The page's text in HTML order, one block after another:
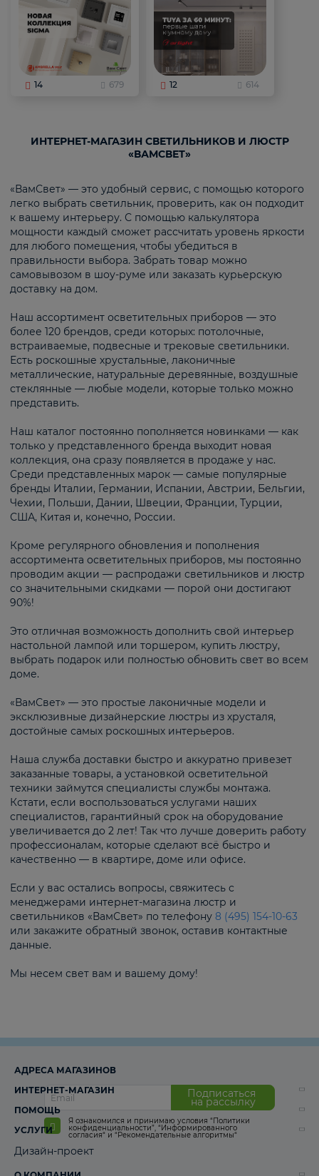
14 679 12 614
ИНТЕРНЕТ-МАГАЗИН СВЕТИЛЬНИКОВ И ЛЮСТР
«ВАМСВЕТ»
«ВамСвет» — это удобный сервис, с помощью которого
легко выбрать светильник, проверить, как он подходит
к вашему интерьеру. С помощью калькулятора
мощности каждый сможет рассчитать уровень яркости
для любого помещения, чтобы убедиться в
правильности выбора. Забрать товар можно
самовывозом в шоу-руме или заказать курьерскую
доставку на дом.
Наш ассортимент осветительных приборов — это
более 120 брендов, среди которых: потолочные,
встраиваемые, подвесные и трековые светильники.
Есть роскошные хрустальные, лаконичные
металлические, натуральные деревянные, воздушные
стеклянные — любые модели, которые только можно
представить.
Наш каталог постоянно пополняется новинками — как
только у представленного бренда выходит новая
коллекция, она сразу появляется в продаже у нас.
Среди представленных марок — самые популярные
бренды Италии, Германии, Испании, Австрии, Бельгии,
Чехии, Польши, Дании, Швеции, Франции, Турции,
США, Китая и, конечно, России.
Кроме регулярного обновления и пополнения
ассортимента осветительных приборов, мы постоянно
проводим акции — распродажи светильников и люстр
со значительными скидками — порой они достигают
90%!
Это отличная возможность дополнить свой интерьер
настольной лампой или торшером, купить люстру,
выбрать подарок или полностью обновить свет во всем
доме.
«ВамСвет» — это простые лаконичные модели и
эксклюзивные дизайнерские люстры из хрусталя,
достойные самых роскошных интерьеров.
Наша служба доставки быстро и аккуратно привезет
заказанные товары, а установкой осветительной
техники займутся специалисты службы монтажа.
Кстати, если воспользоваться услугами наших
специалистов, гарантийный срок на оборудование
увеличивается до 2 лет! Так что лучше доверить работу
профессионалам, которые сделают всё быстро и
качественно — в квартире, доме или офисе.
Если у вас остались вопросы, свяжитесь с
менеджерами интернет-магазина люстр и
светильников «ВамСвет» по телефону 8 (495) 154-10-63
или закажите обратный звонок, оставив контактные
данные.
Мы несем свет вам и вашему дому!
Подписаться
на рассылку
Я ознакомился и принимаю условия “Политики
конфиденциальности”, “Информированного
согласия“ и “Рекомендательные алгоритмы“
АДРЕСА МАГАЗИНОВ
ИНТЕРНЕТ-МАГАЗИН
ПОМОЩЬ
УСЛУГИ
Дизайн-проект